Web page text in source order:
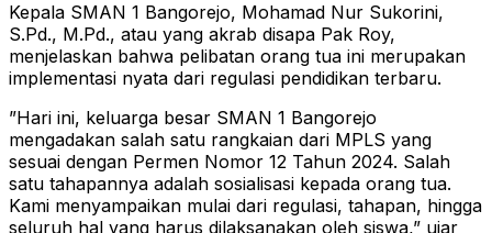
​Kepala SMAN 1 Bangorejo, Mohamad Nur Sukorini,
S.Pd., M.Pd., atau yang akrab disapa Pak Roy,
menjelaskan bahwa pelibatan orang tua ini merupakan
implementasi nyata dari regulasi pendidikan terbaru.
​”Hari ini, keluarga besar SMAN 1 Bangorejo
mengadakan salah satu rangkaian dari MPLS yang
sesuai dengan Permen Nomor 12 Tahun 2024. Salah
satu tahapannya adalah sosialisasi kepada orang tua.
Kami menyampaikan mulai dari regulasi, tahapan, hingga
seluruh hal yang harus dilaksanakan oleh siswa,” ujar